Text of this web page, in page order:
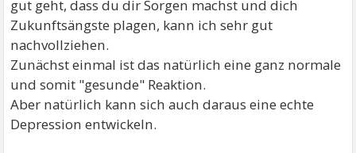
gut geht, dass du dir Sorgen machst und dich
Zukunftsängste plagen, kann ich sehr gut
nachvollziehen.
Zunächst einmal ist das natürlich eine ganz normale
und somit "gesunde" Reaktion.
Aber natürlich kann sich auch daraus eine echte
Depression entwickeln.